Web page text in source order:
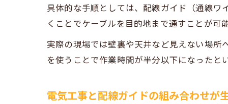
具体的な手順としては、配線ガイド（通線
くことでケーブルを目的地まで通すことが可
実際の現場では壁裏や天井など見えない場
を使うことで作業時間が半分以下になったと
電気工事と配線ガイドの組み合わせが